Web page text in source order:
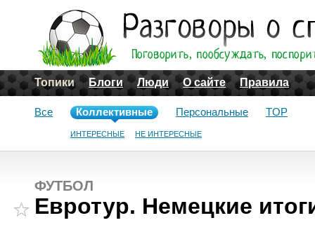
Топики Блоги Люди О сайте Правила
Все Коллективные
ИНТЕРЕСНЫЕ НЕ ИНТЕРЕСНЫЕ
Персональные TOP
ФУТБОЛ
Евротур. Немецкие